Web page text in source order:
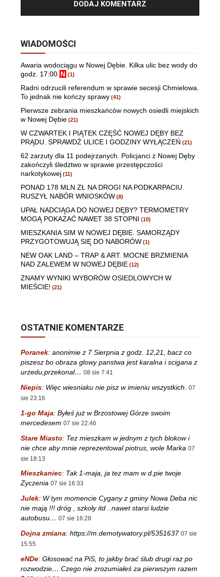
WIADOMOŚCI
Awaria wodociągu w Nowej Dębie. Kilka ulic bez wody do
godz. 17:00 N (1)
Radni odrzucili referendum w sprawie secesji Chmielowa.
To jednak nie kończy sprawy (41)
Pierwsze zebrania mieszkańców nowych osiedli miejskich
w Nowej Dębie (21)
W CZWARTEK I PIĄTEK CZĘŚĆ NOWEJ DĘBY BEZ
PRĄDU. SPRAWDŹ ULICE I GODZINY WYŁĄCZEŃ (21)
62 zarzuty dla 11 podejrzanych. Policjanci z Nowej Dęby
zakończyli śledztwo w sprawie przestępczości
narkotykowej (11)
PONAD 178 MLN ZŁ NA DROGI NA PODKARPACIU.
RUSZYŁ NABÓR WNIOSKÓW (8)
UPAŁ NADCIĄGA DO NOWEJ DĘBY? TERMOMETRY
MOGĄ POKAZAĆ NAWET 38 STOPNI (10)
MIESZKANIA SIM W NOWEJ DĘBIE. SAMORZĄDY
PRZYGOTOWUJĄ SIĘ DO NABORÓW (1)
NEW OAK LAND – TRAP & ART. MOCNE BRZMIENIA
NAD ZALEWEM W NOWEJ DĘBIE (12)
ZNAMY WYNIKI WYBORÓW OSIEDLOWYCH W
MIEŚCIE! (21)
OSTATNIE KOMENTARZE
Poranek: anonimie z 7 Sierpnia z godz. 12,21, bacz co
piszesz bo obraza glowy panstwa jest karalna i scigana z
urzedu,przekonal… 08 sie 7:41
Niepis: Więc wiesniaku nie pisz w imieniu wszystkich.
07
sie 23:16
1-go Maja: Byłeś już w Brzostowej Górze swoim
mercedesem 07 sie 22:46
Stare Miasto: Tez mieszkam w jednym z tych blokow i
nie chce aby mnie reprezentowal piotrus, wole Marka 07
sie 18:13
Mieszkaniec: Tak 1-maja, ja tez mam w d.pie twoje
Zyczenia 07 sie 16:33
Julek: W tym momencie Cygany z gminy Nowa Deba nic
nie mają !!! dróg , szkoły itd ..nawet starsi ludzie
autobusu… 07 sie 16:28
Dojna zmiana: https://m.demotywatory.pl/5351637 07 sie
15:55
eNDe: Głosować na PiS, to jakby brać ślub drugi raz po
rozwodzie… Czego nie zrozumiałeś za pierwszym razem